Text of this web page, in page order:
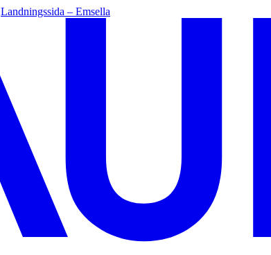
Landningssida – Emsella